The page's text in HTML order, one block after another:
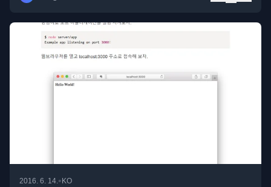
2016. 6. 14.• KO